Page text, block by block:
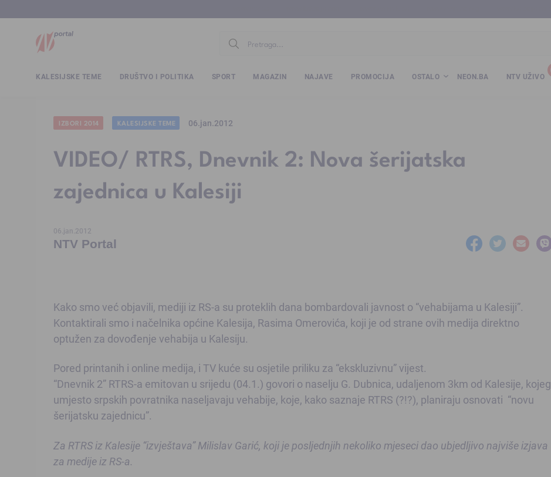
KALESIJSKE TEME DRUŠTVO I POLITIKA SPORT MAGAZIN NAJAVE PROMOCIJA OSTALO NEON.BA NTV UŽIVO
IZBORI 2014 KALESIJSKE TEME 06.jan.2012
VIDEO/ RTRS, Dnevnik 2: Nova šerijatska
zajednica u Kalesiji
06.jan.2012
NTV Portal
Kako smo već objavili, mediji iz RS-a su proteklih dana bombardovali javnost o “vehabijama u Kalesiji”.
Kontaktirali smo i načelnika općine Kalesija, Rasima Omerovića, koji je od strane ovih medija direktno
optužen za dovođenje vehabija u Kalesiju.
Pored printanih i online medija, i TV kuće su osjetile priliku za “ekskluzivnu” vijest.
“Dnevnik 2” RTRS-a emitovan u srijedu (04.1.) govori o naselju G. Dubnica, udaljenom 3km od Kalesije, kojeg
umjesto srpskih povratnika naseljavaju vehabije, koje, kako saznaje RTRS (?!?), planiraju osnovati “novu
šerijatsku zajednicu”.
Za RTRS iz Kalesije “izvještava” Milislav Garić, koji je posljednjih nekoliko mjeseci dao ubjedljivo najviše izjava
za medije iz RS-a.